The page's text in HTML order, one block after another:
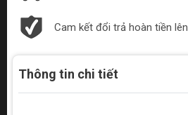
Cam kết đổi trả hoàn tiền
Thông tin chi tiết